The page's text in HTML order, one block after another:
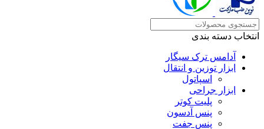
انتخاب دسته بندی
آدامس ترک سیگار
ابزار توزین و انتقال
اسپاتول
ابزار جراحی
پلیت کوتر
پنس آدسون
پنس جفت